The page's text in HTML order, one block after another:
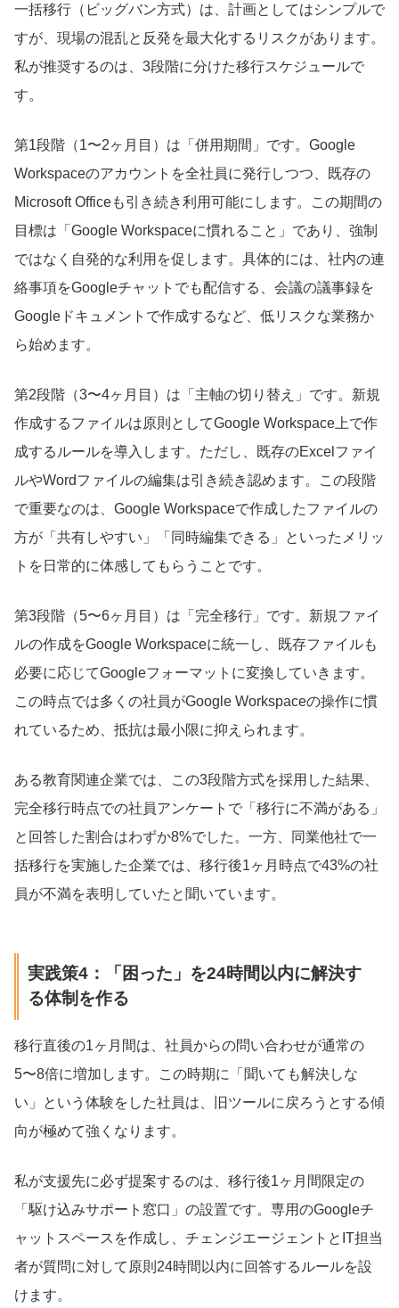
一括移行（ビッグバン方式）は、計画としてはシンプルで
すが、現場の混乱と反発を最大化するリスクがあります。
私が推奨するのは、3段階に分けた移行スケジュールで
す。
第1段階（1〜2ヶ月目）は「併用期間」です。Google
Workspaceのアカウントを全社員に発行しつつ、既存の
Microsoft Officeも引き続き利用可能にします。この期間の
目標は「Google Workspaceに慣れること」であり、強制
ではなく自発的な利用を促します。具体的には、社内の連
絡事項をGoogleチャットでも配信する、会議の議事録を
Googleドキュメントで作成するなど、低リスクな業務か
ら始めます。
第2段階（3〜4ヶ月目）は「主軸の切り替え」です。新規
作成するファイルは原則としてGoogle Workspace上で作
成するルールを導入します。ただし、既存のExcelファイ
ルやWordファイルの編集は引き続き認めます。この段階
で重要なのは、Google Workspaceで作成したファイルの
方が「共有しやすい」「同時編集できる」といったメリッ
トを日常的に体感してもらうことです。
第3段階（5〜6ヶ月目）は「完全移行」です。新規ファイ
ルの作成をGoogle Workspaceに統一し、既存ファイルも
必要に応じてGoogleフォーマットに変換していきます。
この時点では多くの社員がGoogle Workspaceの操作に慣
れているため、抵抗は最小限に抑えられます。
ある教育関連企業では、この3段階方式を採用した結果、
完全移行時点での社員アンケートで「移行に不満がある」
と回答した割合はわずか8%でした。一方、同業他社で一
括移行を実施した企業では、移行後1ヶ月時点で43%の社
員が不満を表明していたと聞いています。
実践策4：「困った」を24時間以内に解決す
る体制を作る
移行直後の1ヶ月間は、社員からの問い合わせが通常の
5〜8倍に増加します。この時期に「聞いても解決しな
い」という体験をした社員は、旧ツールに戻ろうとする傾
向が極めて強くなります。
私が支援先に必ず提案するのは、移行後1ヶ月間限定の
「駆け込みサポート窓口」の設置です。専用のGoogleチ
ャットスペースを作成し、チェンジエージェントとIT担当
者が質問に対して原則24時間以内に回答するルールを設
けます。